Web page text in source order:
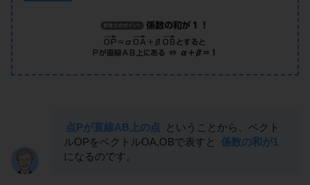
点Pが直線AB上の点
ということから、ベクト
ルOPをベクトルOA,OBで表すと
係数の和が1
になるのです。